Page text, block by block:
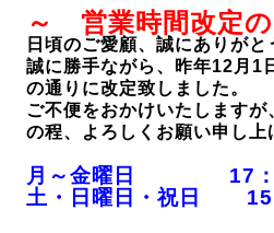
～ 営業時間改定
日頃のご愛顧、誠にありがと
誠に勝手ながら、昨年12月1
の通りに改定致しました。
ご不便をおかけいたします
の程、よろしくお願い申し上
月～金曜日 17：
土・日曜日・祝日 15